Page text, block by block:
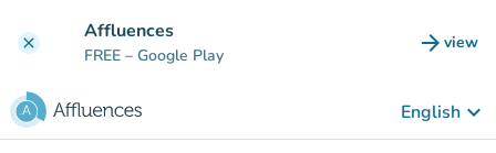
clear Affluences
FREE – Google Play arrow_forward view
(new
English keyboard_arrow_down